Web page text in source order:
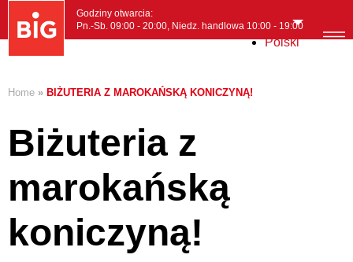
Polski
Godziny otwarcia:
Pn.-Sb. 09:00 - 20:00, Niedz. handlowa 10:00 - 19:00
Home » BIŻUTERIA Z MAROKAŃSKĄ KONICZYNĄ!
Biżuteria z
marokańską
koniczyną!